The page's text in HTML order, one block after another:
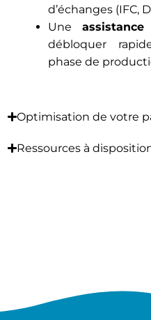
d’échanges (IFC,
Une
débloquer
phase de
Optimisation de votre
Ressources à